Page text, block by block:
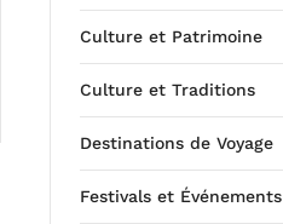
Culture et Patrimoine
Culture et Traditions
Destinations de Voyage
Festivals et Événements